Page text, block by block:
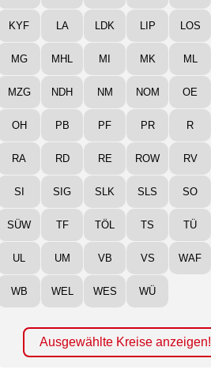
KYF LA LDK LIP LOS
MG MHL MI MK ML
MZG NDH NM NOM OE
OH PB PF PR R
RA RD RE ROW RV
SI SIG SLK SLS SO
SÜW TF TÖL TS TÜ
UL UM VB VS WAF
WB WEL WES WÜ
Ausgewählte Kreise anzeigen!